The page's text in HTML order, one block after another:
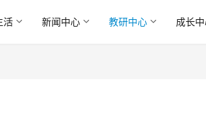
活 新闻中心 教研中心 成长